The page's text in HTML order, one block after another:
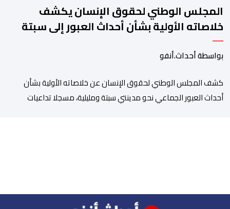
المجلس الوطني لحقوق الإنسان يكشف
خلاصاته الأولية بشأن أحداث العبور إلى سبتة
ومليلية
بواسطة أحداث.أنفو
كشف المجلس الوطني لحقوق الإنسان عن خلاصاته الأولية بشأن
أحداث العبور الجماعي نحو مدينتي سبتة ومليلية، مسجلا تداعيات